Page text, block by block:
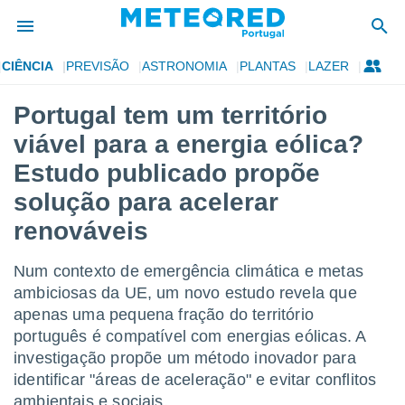
da
foi
para
as
fornecidas
das
e
forma
digital
CIÊNCIA PREVISÃO ASTRONOMIA PLANTAS LAZER
Portugal tem um território
viável para a energia eólica?
Estudo publicado propõe
solução para acelerar
renováveis
Num contexto de emergência climática e metas
ambiciosas da UE, um novo estudo revela que
apenas uma pequena fração do território
português é compatível com energias eólicas. A
investigação propõe um método inovador para
identificar "áreas de aceleração" e evitar conflitos
ambientais e sociais.